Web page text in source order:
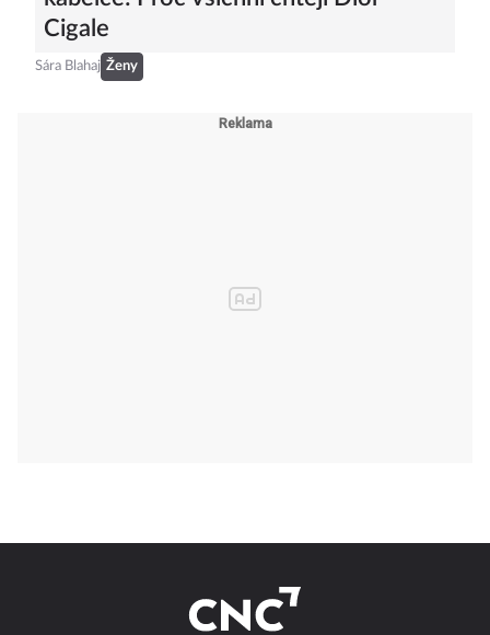
kabelce: Proč všichni chtějí Dior
Cigale
Ženy